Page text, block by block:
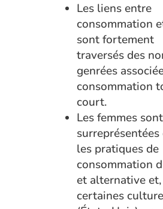
Les liens entre
consommation
sont fortement
traversés des
genrées
consommation
court.
Les femmes sont
surreprésentées
les pratiques de
consommation
et alternative
certaines